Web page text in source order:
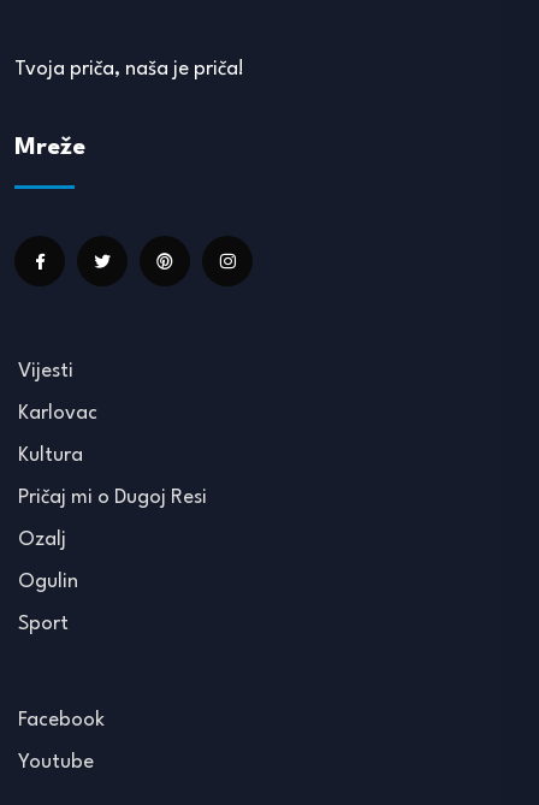
Tvoja priča, naša je priča!
Mreže
Vijesti
Karlovac
Kultura
Pričaj mi o Dugoj Resi
Ozalj
Ogulin
Sport
Facebook
Youtube